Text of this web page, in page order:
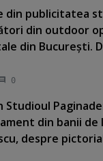
din publicitatea
din outdoor
din Bucureşti.
0
Studioul
din banii de
despre